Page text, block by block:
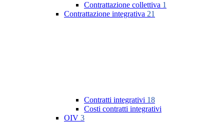
Contrattazione collettiva 1
Contrattazione integrativa 21
Contratti integrativi 18
Costi contratti integrativi
OIV 3